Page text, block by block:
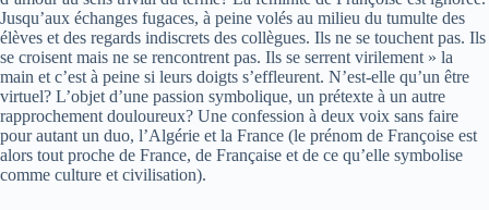
Jusqu’aux échanges fugaces, à peine volés au milieu du tumulte des
élèves et des regards indiscrets des collègues. Ils ne se touchent pas. Ils
se croisent mais ne se rencontrent pas. Ils se serrent virilement » la
main et c’est à peine si leurs doigts s’effleurent. N’est-elle qu’un être
virtuel? L’objet d’une passion symbolique, un prétexte à un autre
rapprochement douloureux? Une confession à deux voix sans faire
pour autant un duo, l’Algérie et la France (le prénom de Françoise est
alors tout proche de France, de Française et de ce qu’elle symbolise
comme culture et civilisation).